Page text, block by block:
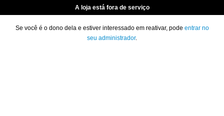
A loja está fora de serviço
Se você é o dono dela e estiver interessado em reativar, pode entrar no
seu administrador.